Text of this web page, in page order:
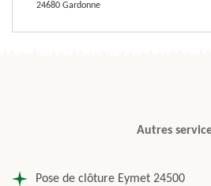
24680 Gardonne
Autres
Pose de clôture Eymet 24500